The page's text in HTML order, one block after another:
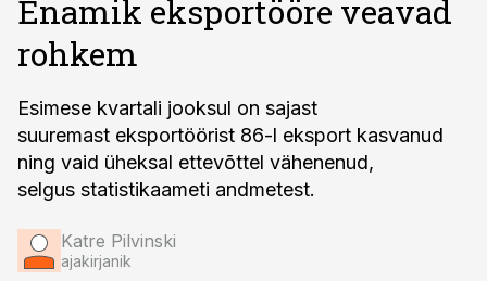
Enamik eksportööre veavad
rohkem
Esimese kvartali jooksul on sajast
suuremast eksportöörist 86-l eksport kasvanud
ning vaid üheksal ettevõttel vähenenud,
selgus statistikaameti andmetest.
Katre Pilvinski
ajakirjanik